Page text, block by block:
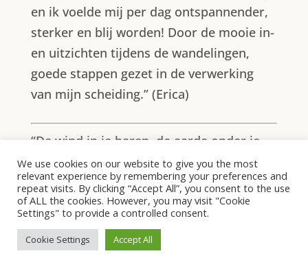
en ik voelde mij per dag ontspannender,
sterker en blij worden! Door de mooie in-
en uitzichten tijdens de wandelingen,
goede stappen gezet in de verwerking
van mijn scheiding.” (Erica)
“De wind in je haren, de aarde onder je
voeten. Zijn, Aanwezig Zijn. Verbinding,
met jezelf, met vrouwen. Weten en
voelen dat je op grond loopt, waar vele
generaties en krachtige mensen je voor
gegaan zijn.” (Heline)
We use cookies on our website to give you the most
relevant experience by remembering your preferences and
repeat visits. By clicking “Accept All”, you consent to the use
of ALL the cookies. However, you may visit "Cookie
Settings" to provide a controlled consent.
Cookie Settings Accept All